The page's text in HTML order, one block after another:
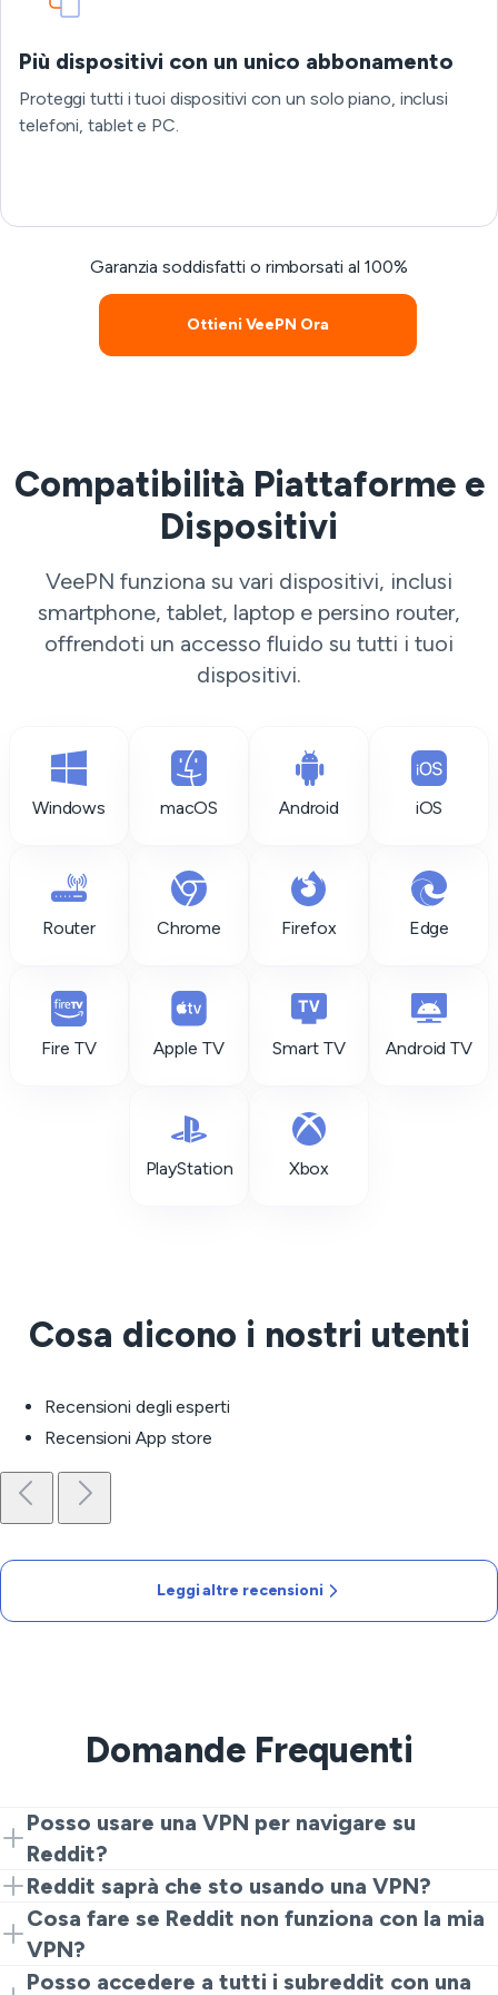
Più dispositivi con un unico abbonamento
Proteggi tutti i tuoi dispositivi con un solo piano, inclusi
telefoni, tablet e PC.
Garanzia soddisfatti o rimborsati al 100%
Ottieni VeePN Ora
Compatibilità Piattaforme e
Dispositivi
VeePN funziona su vari dispositivi, inclusi
smartphone, tablet, laptop e persino router,
offrendoti un accesso fluido su tutti i tuoi
dispositivi.
Windows macOS Android iOS
Router Chrome Firefox Edge
Fire TV Apple TV Smart TV Android TV
PlayStation Xbox
Cosa dicono i nostri utenti
Recensioni degli esperti
Recensioni App store
Leggi altre recensioni
Domande Frequenti
Posso usare una VPN per navigare su
Reddit?
Sì, puoi usare VeePN per accedere a Reddit in
sicurezza, garantendo che la tua attività resti privata.
Reddit saprà che sto usando una VPN?
Reddit potrebbe rilevare l'uso di una VPN, ma non
conoscerà il tuo indirizzo IP reale né le tue abitudini di
Cosa fare se Reddit non funziona con la mia
VPN?
Se riscontri problemi, prova a connetterti a un server
Posso accedere a tutti i subreddit con una